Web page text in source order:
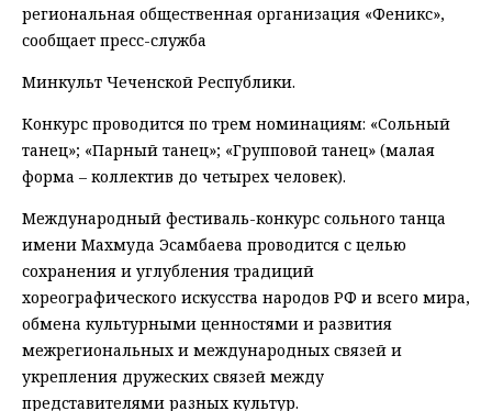
региональная общественная организация «Феникс»,
сообщает пресс-служба
Минкульт Чеченской Республики.
Конкурс проводится по трем номинациям: «Сольный
танец»; «Парный танец»; «Групповой танец» (малая
форма – коллектив до четырех человек).
Международный фестиваль-конкурс сольного танца
имени Махмуда Эсамбаева проводится с целью
сохранения и углубления традиций
хореографического искусства народов РФ и всего мира,
обмена культурными ценностями и развития
межрегиональных и международных связей и
укрепления дружеских связей между
представителями разных культур.